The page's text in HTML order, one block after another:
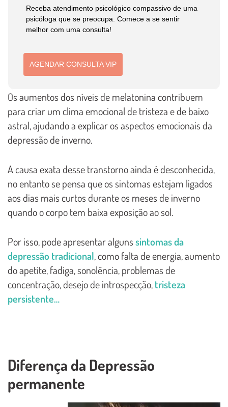
Receba atendimento psicológico compassivo de uma
psicóloga que se preocupa. Comece a se sentir
melhor com uma consulta!
AGENDAR CONSULTA VIP
Os aumentos dos níveis de melatonina contribuem
para criar um clima emocional de tristeza e de baixo
astral, ajudando a explicar os aspectos emocionais da
depressão de inverno.
A causa exata desse transtorno ainda é desconhecida,
no entanto se pensa que os sintomas estejam ligados
aos dias mais curtos durante os meses de inverno
quando o corpo tem baixa exposição ao sol.
Por isso, pode apresentar algunssintomas da
depressão tradicional, como falta de energia, aumento
do apetite, fadiga, sonolência, problemas de
concentração, desejo de introspecção,tristeza
persistente…
Diferença da Depressão
permanente